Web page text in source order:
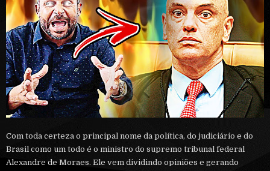
Com toda certeza o principal nome da política, do judiciário e do
Brasil como um todo é o ministro do supremo tribunal federal
Alexandre de Moraes. Ele vem dividindo opiniões e gerando